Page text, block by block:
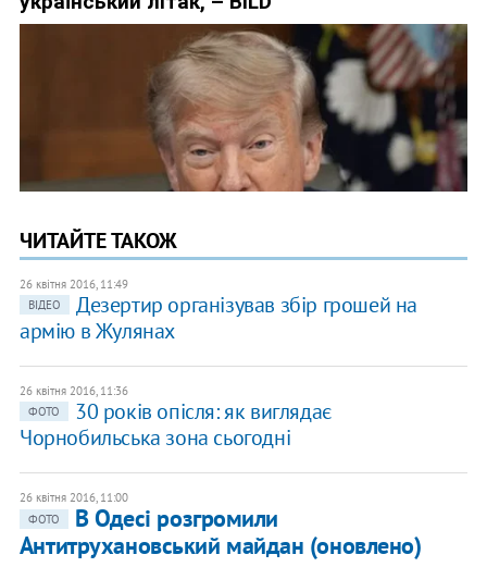
ЧИТАЙТЕ ТАКОЖ
26 квітня 2016, 11:49
ВІДЕО
Дезертир організував збір грошей на
армію в Жулянах
26 квітня 2016, 11:36
ФОТО
30 років опісля: як виглядає
Чорнобильська зона сьогодні
26 квітня 2016, 11:00
ФОТО
В Одесі розгромили
Антитрухановський майдан (оновлено)